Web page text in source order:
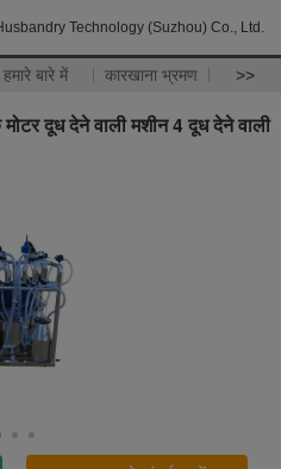
Technology (Suzhou) Co., Ltd.
हमारे बारे में कारखाना भ्रमण >>
दूध देने वाली मशीन 4 दूध देने वाली